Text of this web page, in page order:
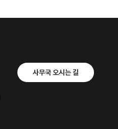
사무국 오시는 길